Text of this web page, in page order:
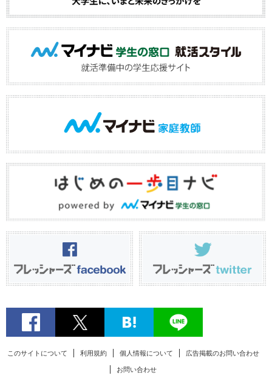
このサイトについて 利用規約 個人情報について 広告掲載のお問い合わせ
お問い合わせ